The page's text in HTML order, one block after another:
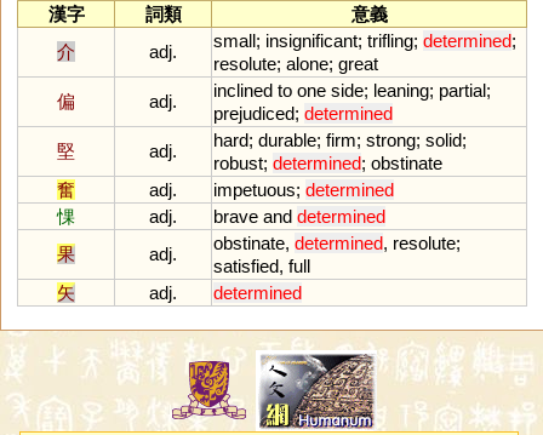
漢字
詞類
意義
介
adj.
small; insignificant; trifling; determined;
resolute; alone; great
偏
adj.
inclined to one side; leaning; partial;
prejudiced; determined
堅
adj.
hard; durable; firm; strong; solid;
robust; determined; obstinate
奮
adj. impetuous; determined
惈
adj. brave and determined
果
adj.
obstinate, determined, resolute;
satisfied, full
矢
adj. determined